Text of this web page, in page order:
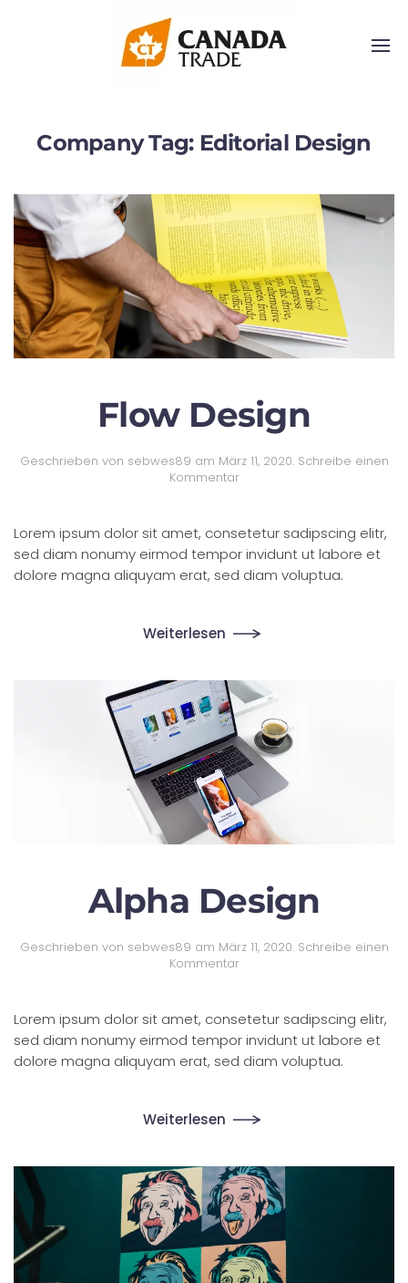
Company Tag: Editorial Design
Flow Design
Geschrieben von sebwes89 am März 11, 2020. Schreibe einen
Kommentar
Lorem ipsum dolor sit amet, consetetur sadipscing elitr,
sed diam nonumy eirmod tempor invidunt ut labore et
dolore magna aliquyam erat, sed diam voluptua.
Weiterlesen
Alpha Design
Geschrieben von sebwes89 am März 11, 2020. Schreibe einen
Kommentar
Lorem ipsum dolor sit amet, consetetur sadipscing elitr,
sed diam nonumy eirmod tempor invidunt ut labore et
dolore magna aliquyam erat, sed diam voluptua.
Weiterlesen